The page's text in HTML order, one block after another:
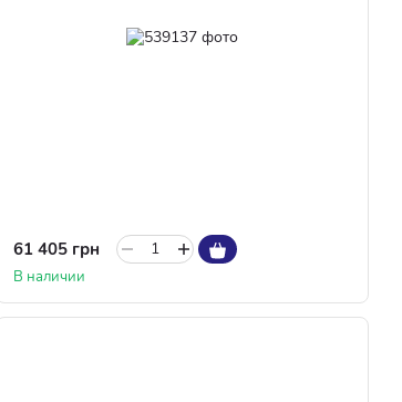
61 405 грн
В наличии